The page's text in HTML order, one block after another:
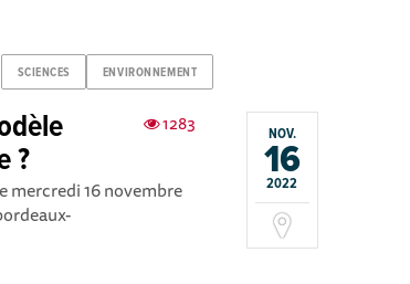
SCIENCES ENVIRONNEMENT
NOV.
16
2022
1283
?
mercredi 16 novembre